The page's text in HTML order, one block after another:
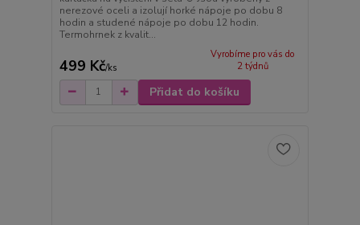
nerezové oceli a izolují horké nápoje po dobu 8
hodin a studené nápoje po dobu 12 hodin.
Termohrnek z kvalit...
499 Kč/ks
Vyrobíme pro vás do
2 týdnů
Přidat do košíku